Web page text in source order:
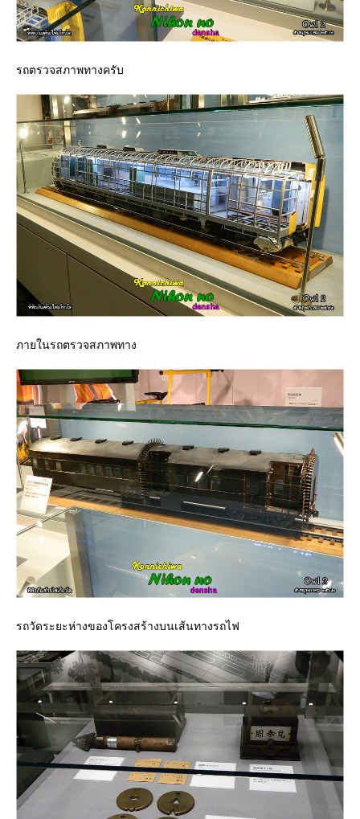
รถตรวจสภาพทางครับ
ภายในรถตรวจสภาพทาง
รถวัดระยะห่างของโครงสร้างบนเส้นทางรถไฟ